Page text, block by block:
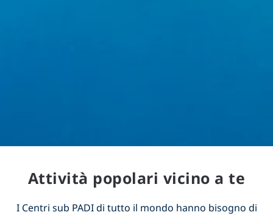
Attività popolari vicino a te
I Centri sub PADI di tutto il mondo hanno bisogno di